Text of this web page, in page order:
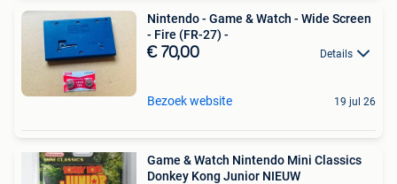
Nintendo - Game & Watch - Wide Screen
- Fire (FR-27) -
€ 70,00 Details
Bezoek website 19 jul 26
Game & Watch Nintendo Mini Classics
Donkey Kong Junior NIEUW